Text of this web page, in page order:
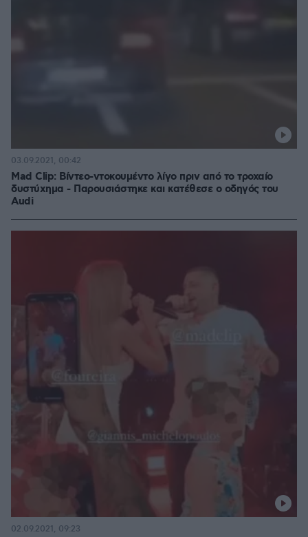
Mad Clip: Βίντεο-ντοκουμέντο λίγο πριν από το τροχαίο
δυστύχημα - Παρουσιάστηκε και κατέθεσε ο οδηγός του
Audi
03.09.2021, 00:42
02.09.2021, 09:23